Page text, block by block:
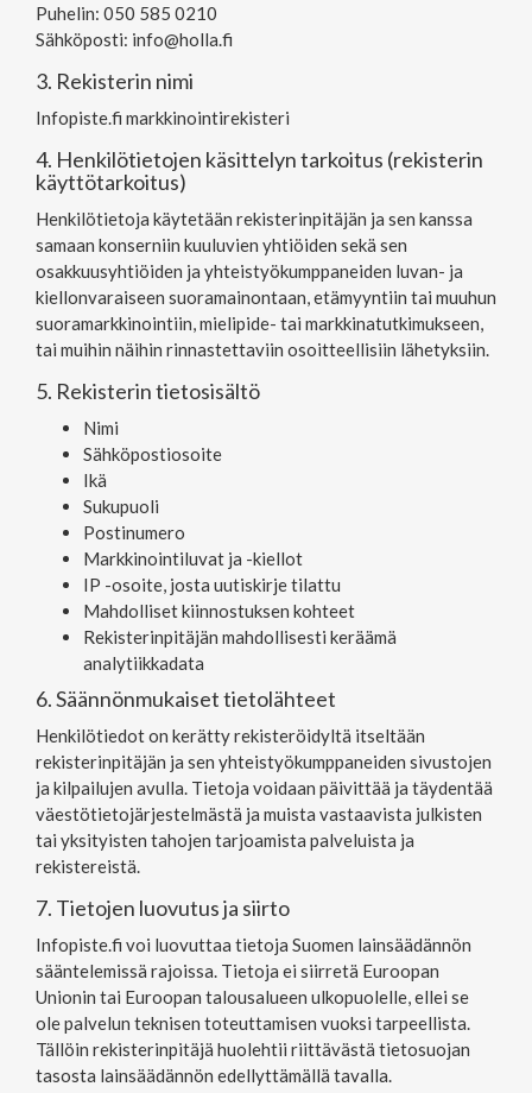
Puhelin: 050 585 0210
Sähköposti: info@holla.fi
3. Rekisterin nimi
Infopiste.fi markkinointirekisteri
4. Henkilötietojen käsittelyn tarkoitus (rekisterin
käyttötarkoitus)
Henkilötietoja käytetään rekisterinpitäjän ja sen kanssa
samaan konserniin kuuluvien yhtiöiden sekä sen
osakkuusyhtiöiden ja yhteistyökumppaneiden luvan- ja
kiellonvaraiseen suoramainontaan, etämyyntiin tai muuhun
suoramarkkinointiin, mielipide- tai markkinatutkimukseen,
tai muihin näihin rinnastettaviin osoitteellisiin lähetyksiin.
5. Rekisterin tietosisältö
Nimi
Sähköpostiosoite
Ikä
Sukupuoli
Postinumero
Markkinointiluvat ja -kiellot
IP -osoite, josta uutiskirje tilattu
Mahdolliset kiinnostuksen kohteet
Rekisterinpitäjän mahdollisesti keräämä
analytiikkadata
6. Säännönmukaiset tietolähteet
Henkilötiedot on kerätty rekisteröidyltä itseltään
rekisterinpitäjän ja sen yhteistyökumppaneiden sivustojen
ja kilpailujen avulla. Tietoja voidaan päivittää ja täydentää
väestötietojärjestelmästä ja muista vastaavista julkisten
tai yksityisten tahojen tarjoamista palveluista ja
rekistereistä.
7. Tietojen luovutus ja siirto
Infopiste.fi voi luovuttaa tietoja Suomen lainsäädännön
sääntelemissä rajoissa. Tietoja ei siirretä Euroopan
Unionin tai Euroopan talousalueen ulkopuolelle, ellei se
ole palvelun teknisen toteuttamisen vuoksi tarpeellista.
Tällöin rekisterinpitäjä huolehtii riittävästä tietosuojan
tasosta lainsäädännön edellyttämällä tavalla.